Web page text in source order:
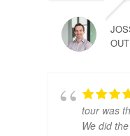
tour was
We did